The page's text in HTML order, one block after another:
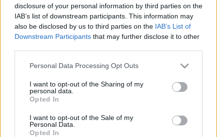
disclosure of your personal information by third parties on the
IAB’s list of downstream participants. This information may
also be disclosed by us to third parties on the IAB’s List of
Downstream Participants that may further disclose it to other
Please note that this website/app uses one or more Google
not limited to your visit or usage behaviour. You may click to
grant or deny consent to Google and its third-party tags to
use your data for below specified purposes in below Google
consent section.
Personal Data Processing Opt Outs
I want to opt-out of the Sharing of my
personal data.
Opted In
I want to opt-out of the Sale of my
Personal Data.
Opted In
Adásunk vendége Dr. Vincze Miklós, az MTA-ELTE
Elméleti Fizikai Kutatócsoportjának tudományos
főmunkatársa, akivelfebruári epizódunkbanafény
csillagkapuk fizikájáról, az Einstein–Rosen‑hídról, a
és tudományos szempontból vizsgáljuk az
Csillagkapu szériákban látott vizuális megjelenést is.
Dave szerintaktuális részében a Kapcsolatfelvétel
napja kerül terítékre, és ismét jelentkezik Attila